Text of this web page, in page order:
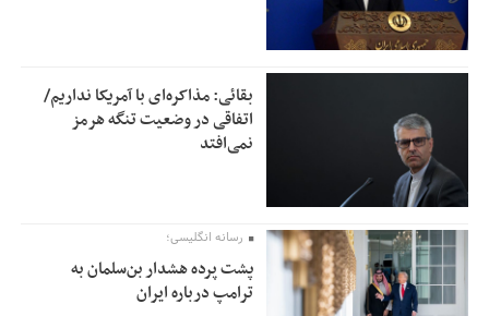
بقائی: مذاکره‌ای با آمریکا نداریم/
اتفاقی در وضعیت تنگه هرمز
نمی‌افتد
رسانه انگلیسی؛
پشت پرده هشدار بن‌سلمان به
ترامپ درباره ایران